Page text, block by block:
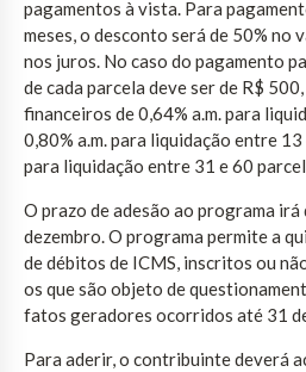
pagamentos à vista. Para
meses, o desconto será de 50% no
nos juros. No caso do pagamento
de cada parcela deve ser de R$
financeiros de 0,64% a.m. para
0,80% a.m. para liquidação entre 13
para liquidação entre 31 e 60
O prazo de adesão ao programa irá
dezembro. O programa permite a
de débitos de ICMS, inscritos ou
os que são objeto de
fatos geradores ocorridos até 31
Para aderir, o contribuinte deverá